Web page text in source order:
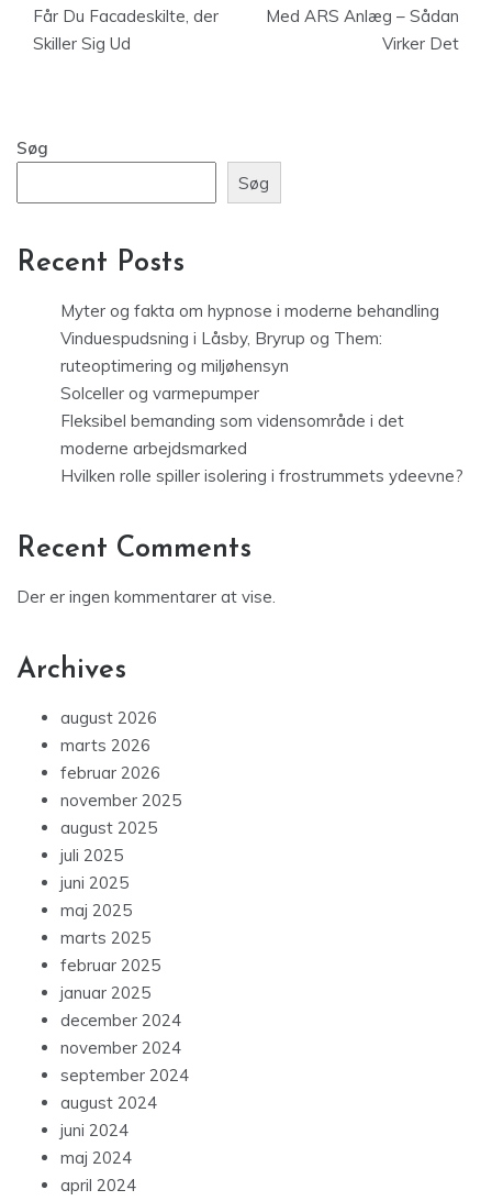
Får Du Facadeskilte, der
Skiller Sig Ud
Med ARS Anlæg – Sådan
Virker Det
Søg
Søg
Recent Posts
Myter og fakta om hypnose i moderne behandling
Vinduespudsning i Låsby, Bryrup og Them:
ruteoptimering og miljøhensyn
Solceller og varmepumper
Fleksibel bemanding som vidensområde i det
moderne arbejdsmarked
Hvilken rolle spiller isolering i frostrummets ydeevne?
Recent Comments
Der er ingen kommentarer at vise.
Archives
august 2026
marts 2026
februar 2026
november 2025
august 2025
juli 2025
juni 2025
maj 2025
marts 2025
februar 2025
januar 2025
december 2024
november 2024
september 2024
august 2024
juni 2024
maj 2024
april 2024